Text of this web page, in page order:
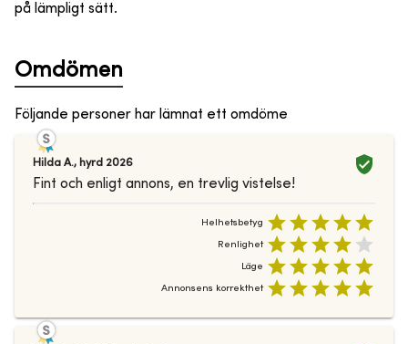
på lämpligt sätt.
Omdömen
Följande personer har lämnat ett omdöme
Hilda A., hyrd 2026
Fint och enligt annons, en trevlig vistelse!
Helhetsbetyg
Renlighet
Läge
Annonsens korrekthet